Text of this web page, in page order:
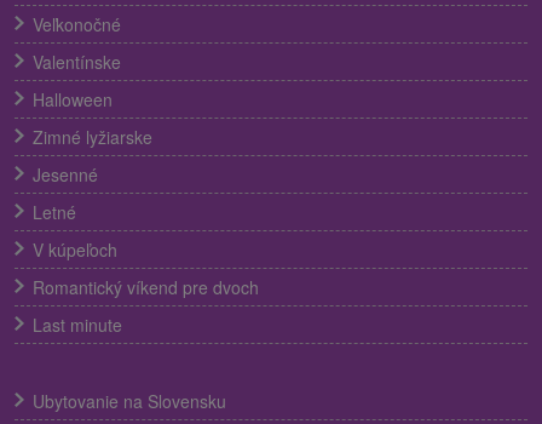
Veľkonočné
Valentínske
Halloween
Zimné lyžiarske
Jesenné
Letné
V kúpeľoch
Romantický víkend pre dvoch
Last minute
Ubytovanie na Slovensku